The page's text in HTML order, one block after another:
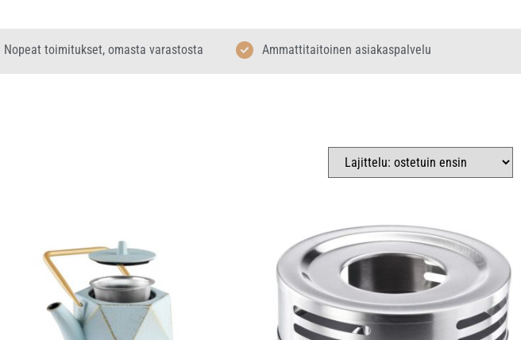
Nopeat toimitukset, omasta varastosta Ammattitaitoinen asiakaspalvelu